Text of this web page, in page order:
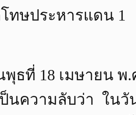
ทษประหารแดน 1
เมษายน พ.ศ
ป็นความลับว่า ใน